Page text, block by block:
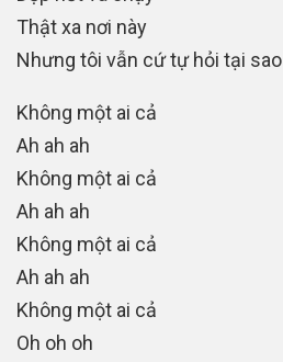
Thật xa nơi này
Nhưng tôi vẫn cứ tự hỏi tại sao
Không một ai cả
Ah ah ah
Không một ai cả
Ah ah ah
Không một ai cả
Ah ah ah
Không một ai cả
Oh oh oh